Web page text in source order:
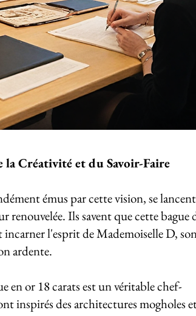
la Créativité et du Savoir-Faire
émus par cette vision, se lancent
renouvelée. Ils savent que cette bague
l'esprit de Mademoiselle D,
ardente.
en or 18 carats est un véritable chef-
inspirés des architectures mogholes